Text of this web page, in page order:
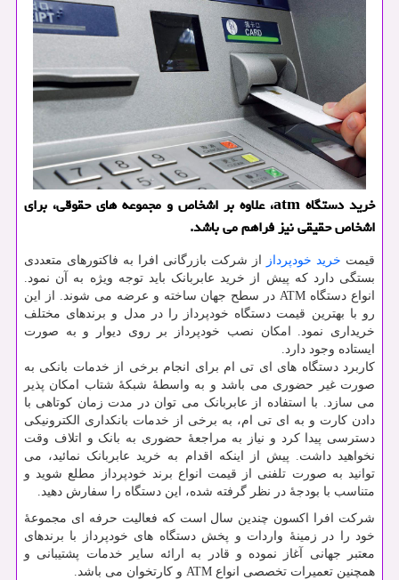
خرید دستگاه atm، علاوه بر اشخاص و مجموعه های حقوقی، برای
اشخاص حقیقی نیز فراهم می باشد.
قیمت خرید خودپرداز
از شرکت بازرگانی افرا به فاکتورهای متعددی
بستگی دارد که پیش از خرید عابربانک باید توجه ویژه به آن نمود.
انواع دستگاه ATMدر سطح جهان ساخته و عرضه می شوند. از این
رو با بهترین قیمت دستگاه خودپرداز را در مدل و برندهای مختلف
خریداری نمود. امکان نصب خودپرداز بر روی دیوار و به صورت
ایستاده وجود دارد.
کاربرد دستگاه های ای تی ام برای انجام برخی از خدمات بانکی به
صورت غیر حضوری می باشد و به واسطۀ شبکۀ شتاب امکان پذیر
می سازد. با استفاده از عابربانک می توان در مدت زمان کوتاهی با
دادن کارت و به ای تی ام، به برخی از خدمات بانکداری الکترونیکی
دسترسی پیدا کرد و نیاز به مراجعۀ حضوری به بانک و اتلاف وقت
نخواهید داشت. پیش از اینکه اقدام به خرید عابربانک نمائید، می
توانید به صورت تلفنی از قیمت انواع برند خودپرداز مطلع شوید و
متناسب با بودجۀ در نظر گرفته شده، این دستگاه را سفارش دهید.
شرکت افرا اکسون چندین سال است که فعالیت حرفه ای مجموعۀ
خود را در زمینۀ واردات و پخش دستگاه های خودپرداز با برندهای
معتبر جهانی آغاز نموده و قادر به ارائه سایر خدمات پشتیبانی و
همچنین تعمیرات تخصصی انواع ATM و کارتخوان می باشد.